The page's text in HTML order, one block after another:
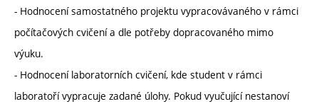
- Hodnocení samostatného projektu vypracovávaného v rámci
počítačových cvičení a dle potřeby dopracovaného mimo
výuku.
- Hodnocení laboratorních cvičení, kde student v rámci
laboratoří vypracuje zadané úlohy. Pokud vyučující nestanoví